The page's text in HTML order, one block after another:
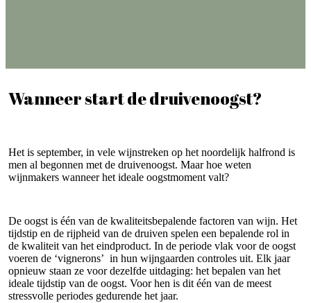
Wanneer start de druivenoogst?
Het is september, in vele wijnstreken op het noordelijk halfrond is
men al begonnen met de druivenoogst. Maar hoe weten
wijnmakers wanneer het ideale oogstmoment valt?
De oogst is één van de kwaliteitsbepalende factoren van wijn. Het
tijdstip en de rijpheid van de druiven spelen een bepalende rol in
de kwaliteit van het eindproduct. In de periode vlak voor de oogst
voeren de ‘vignerons’ in hun wijngaarden controles uit. Elk jaar
opnieuw staan ze voor dezelfde uitdaging: het bepalen van het
ideale tijdstip van de oogst. Voor hen is dit één van de meest
stressvolle periodes gedurende het jaar.